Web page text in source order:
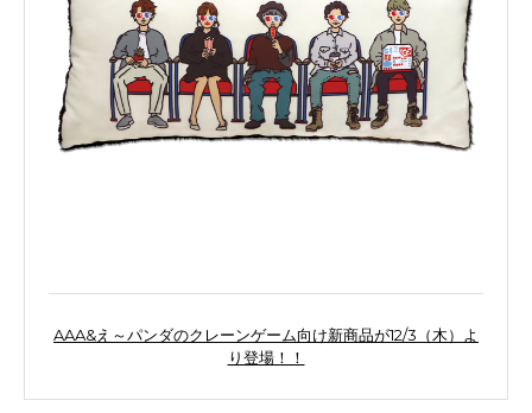
AAA&え～パンダのクレーンゲーム向け新商品が12/3（木）よ
り登場！！